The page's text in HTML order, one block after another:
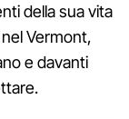
della sua vita
Vermont,
e davanti